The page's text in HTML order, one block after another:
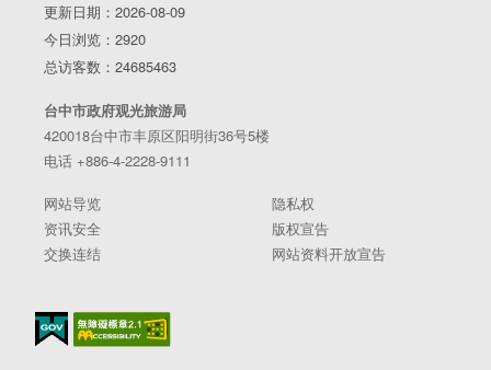
更新日期：2026-08-09
今日浏览：2920
总访客数：24685463
台中市政府观光旅游局
420018台中市丰原区阳明街36号5楼
电话 +886-4-2228-9111
网站导览
隐私权
资讯安全
版权宣告
交换连结
网站资料开放宣告